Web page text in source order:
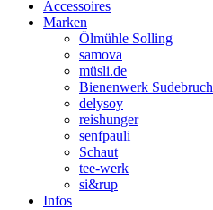
Accessoires
Marken
Ölmühle Solling
samova
müsli.de
Bienenwerk Sudebruch
delysoy
reishunger
senfpauli
Schaut
tee-werk
si&rup
Infos